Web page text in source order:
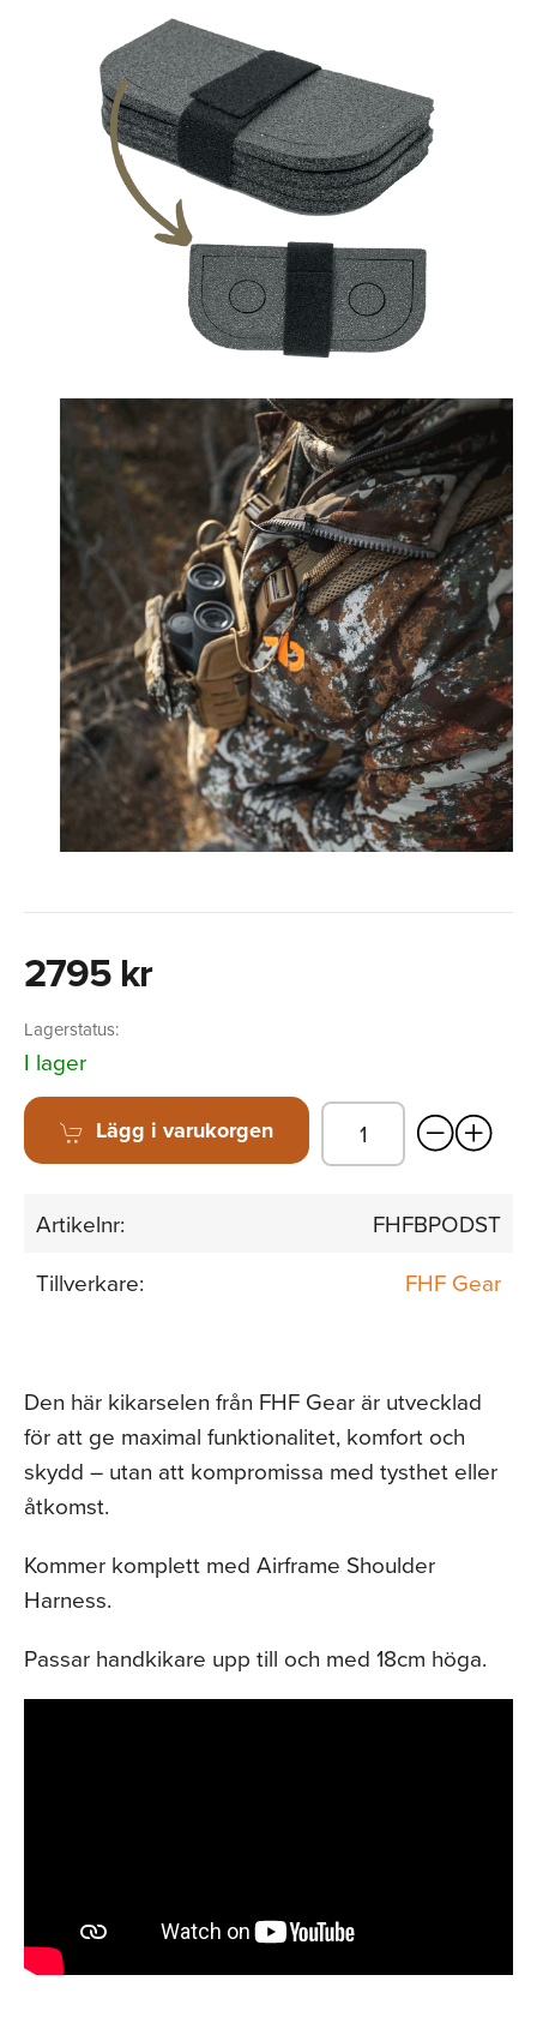
2795 kr
Lagerstatus:
I lager
Lägg i varukorgen
Artikelnr:
FHFBPODST
Tillverkare:
FHF Gear
Den här kikarselen från FHF Gear är utvecklad
för att ge maximal funktionalitet, komfort och
skydd – utan att kompromissa med tysthet eller
åtkomst.
Kommer komplett med Airframe Shoulder
Harness.
Passar handkikare upp till och med 18cm höga.